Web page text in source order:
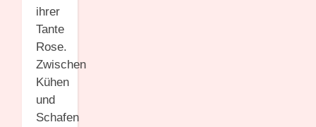
ihrer
Tante
Rose.
Zwischen
Kühen
und
Schafen